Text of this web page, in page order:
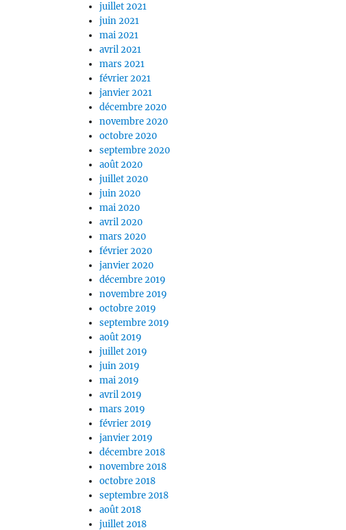
juillet 2021
juin 2021
mai 2021
avril 2021
mars 2021
février 2021
janvier 2021
décembre 2020
novembre 2020
octobre 2020
septembre 2020
août 2020
juillet 2020
juin 2020
mai 2020
avril 2020
mars 2020
février 2020
janvier 2020
décembre 2019
novembre 2019
octobre 2019
septembre 2019
août 2019
juillet 2019
juin 2019
mai 2019
avril 2019
mars 2019
février 2019
janvier 2019
décembre 2018
novembre 2018
octobre 2018
septembre 2018
août 2018
juillet 2018